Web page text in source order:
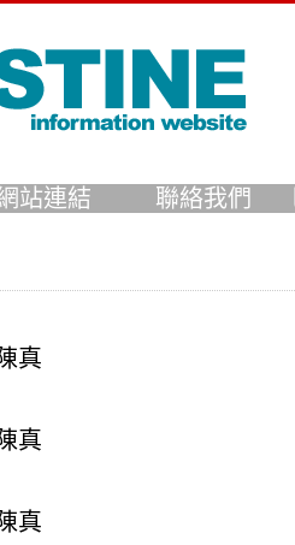
站連結 聯絡我們
真
真
真